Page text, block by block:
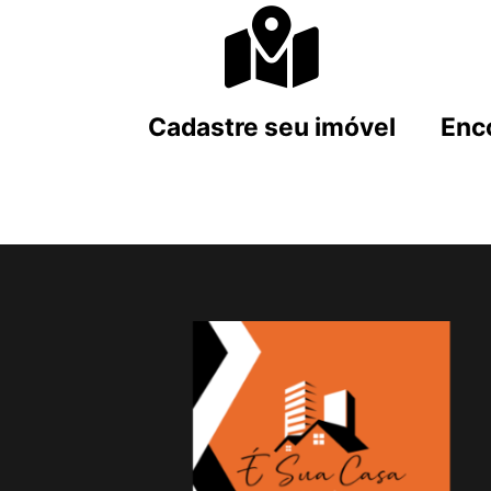
Cadastre seu imóvel